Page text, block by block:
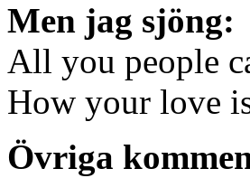
Men jag sjöng:
All you people
How your love
Övriga